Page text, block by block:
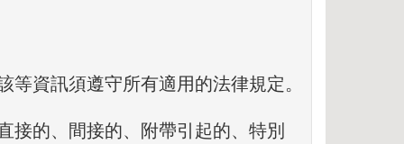
資訊須遵守所有適用的法律規定。
接的、間接的、附帶引起的、特別